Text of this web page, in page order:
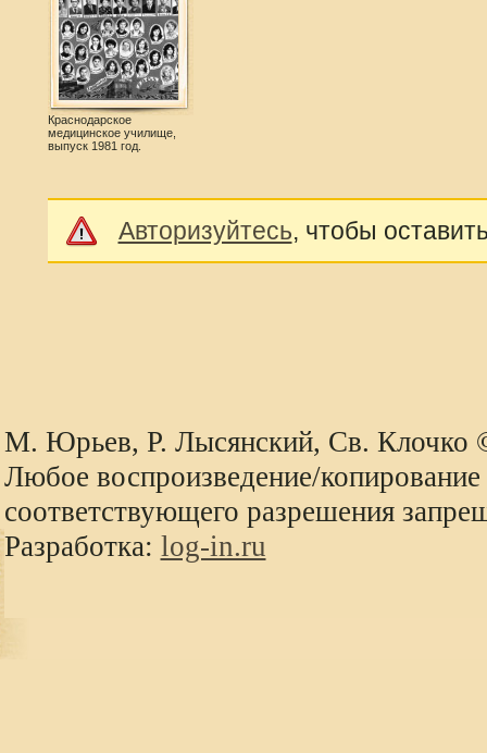
Краснодарское
медицинское училище,
выпуск 1981 год.
Авторизуйтесь, чтобы
М. Юрьев, Р. Лысянский, Св. Клочко
Любое воспроизведение/копирование
соответствующего разрешения
Разработка: log-in.ru